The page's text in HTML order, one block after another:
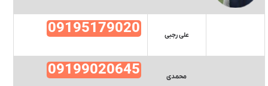
علی رجبی 09195179020
محمدی 09199020645